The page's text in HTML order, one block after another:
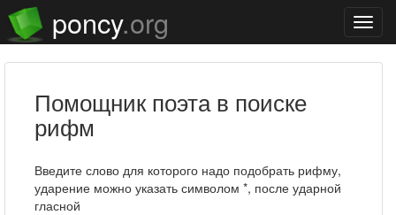
poncy.org
Помощник поэта в поиске
рифм
Введите слово для которого надо подобрать рифму,
ударение можно указать символом *, после ударной
гласной